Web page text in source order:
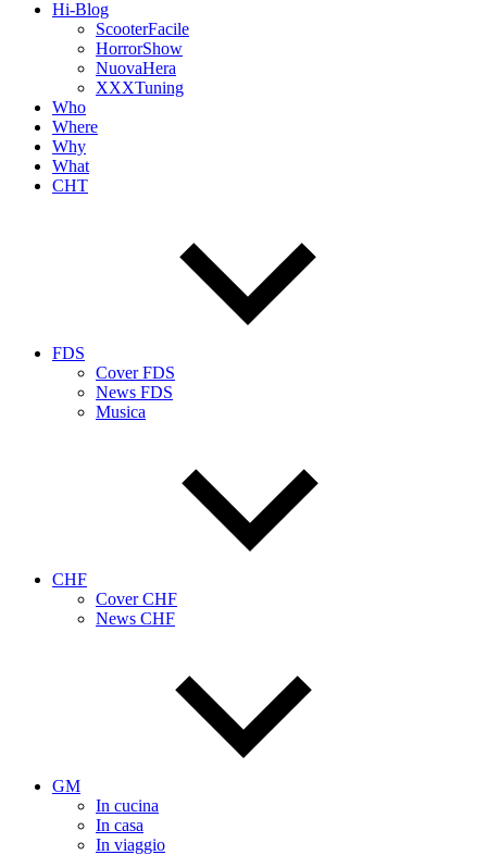
Hi-Blog
ScooterFacile
HorrorShow
NuovaHera
XXXTuning
Who
Where
Why
What
CHT
FDS
Cover FDS
News FDS
Musica
CHF
Cover CHF
News CHF
GM
In cucina
In casa
In viaggio